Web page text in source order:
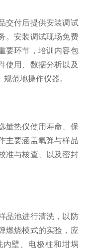
交付后提供安装调试
。安装调试现场免费
要环节，培训内容包
使用、数据分析以及
规范地操作仪器。
量热仪使用寿命、保
主要涵盖氧弹与样品
准与核查、以及密封
品池进行清洗，以防
燃烧模式的实验，应
壁、电极柱和坩埚